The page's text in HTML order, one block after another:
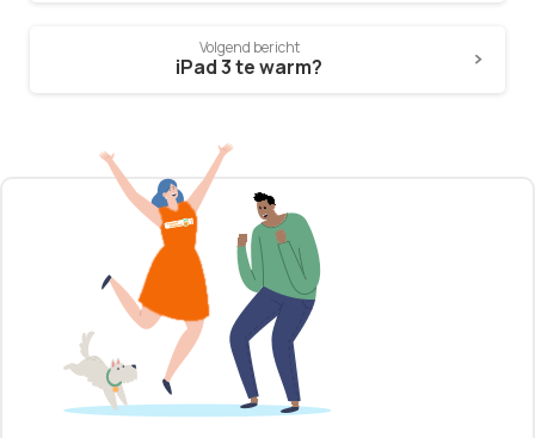
Volgend bericht
iPad 3 te warm?